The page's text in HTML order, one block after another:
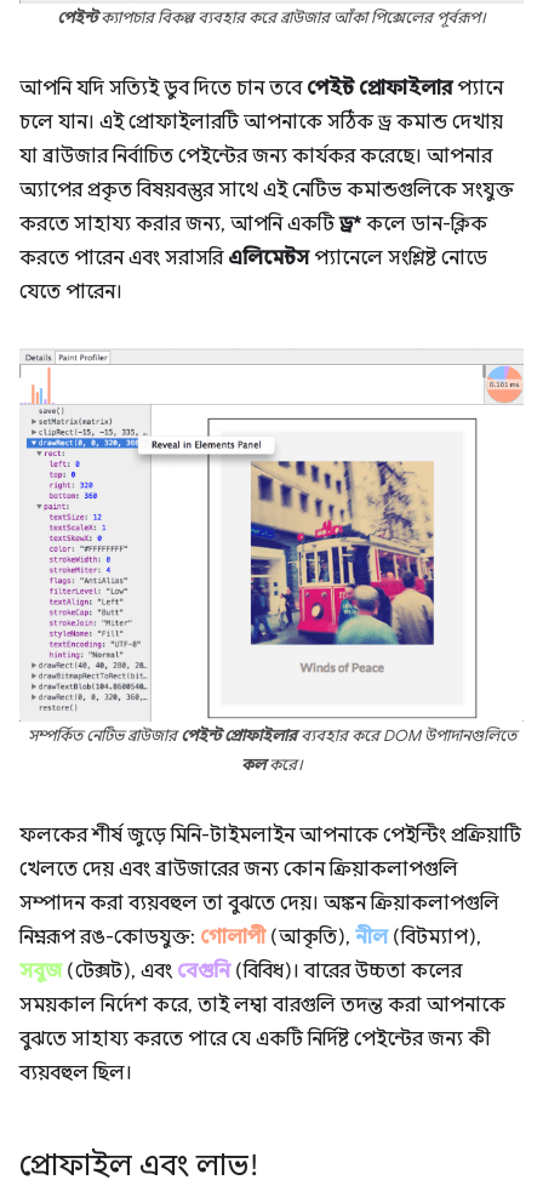
পেইন্টক্যাপচার বিকল্প ব্যবহার করে ব্রাউজার আঁকা পিক্সেলের পূর্বরূপ।
আপনি যদি সত্যিই ডুব দিতে চান তবে পেইন্ট প্রোফাইলারপ্যানে
চলে যান। এই প্রোফাইলারটি আপনাকে সঠিক ড্র কমান্ড দেখায়
যা ব্রাউজার নির্বাচিত পেইন্টের জন্য কার্যকর করেছে। আপনার
অ্যাপের প্রকৃত বিষয়বস্তুর সাথে এই নেটিভ কমান্ডগুলিকে সংযুক্ত
করতে সাহায্য করার জন্য, আপনি একটিড্র* কলে ডান-ক্লিক
করতে পারেন এবং সরাসরি এলিমেন্টসপ্যানেলে সংশ্লিষ্ট নোডে
যেতে পারেন।
সম্পর্কিত নেটিভ ব্রাউজারপেইন্ট প্রোফাইলারব্যবহার করে DOM উপাদানগুলিতে
কলকরে।
ফলকের শীর্ষ জুড়ে মিনি-টাইমলাইন আপনাকে পেইন্টিং প্রক্রিয়াটি
খেলতে দেয় এবং ব্রাউজারের জন্য কোন ক্রিয়াকলাপগুলি
সম্পাদন করা ব্যয়বহুল তা বুঝতে দেয়। অঙ্কন ক্রিয়াকলাপগুলি
নিম্নরূপ রঙ-কোডযুক্ত: গোলাপী(আকৃতি), নীল(বিটম্যাপ),
সবুজ(টেক্সট), এবং বেগুনি(বিবিধ)। বারের উচ্চতা কলের
সময়কাল নির্দেশ করে, তাই লম্বা বারগুলি তদন্ত করা আপনাকে
বুঝতে সাহায্য করতে পারে যে একটি নির্দিষ্ট পেইন্টের জন্য কী
ব্যয়বহুল ছিল।
প্রোফাইল এবং লাভ!